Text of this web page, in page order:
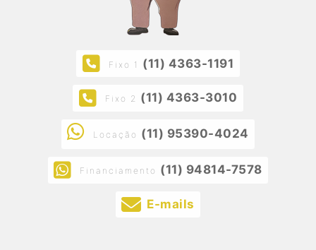
Fixo 1 (11) 4363-1191
Fixo 2 (11) 4363-3010
Locação (11) 95390-4024
Financiamento (11) 94814-7578
E-mails